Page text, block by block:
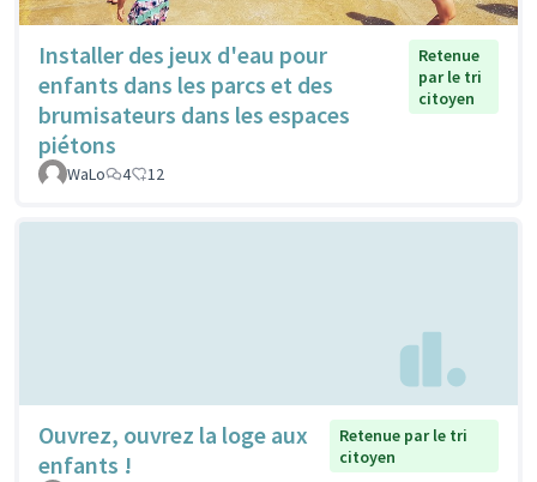
Installer des jeux d'eau pour
enfants dans les parcs et des
brumisateurs dans les espaces
piétons
Retenue
par le tri
citoyen
WaLo 4 12
Ouvrez, ouvrez la loge aux
enfants !
Retenue par le tri
citoyen